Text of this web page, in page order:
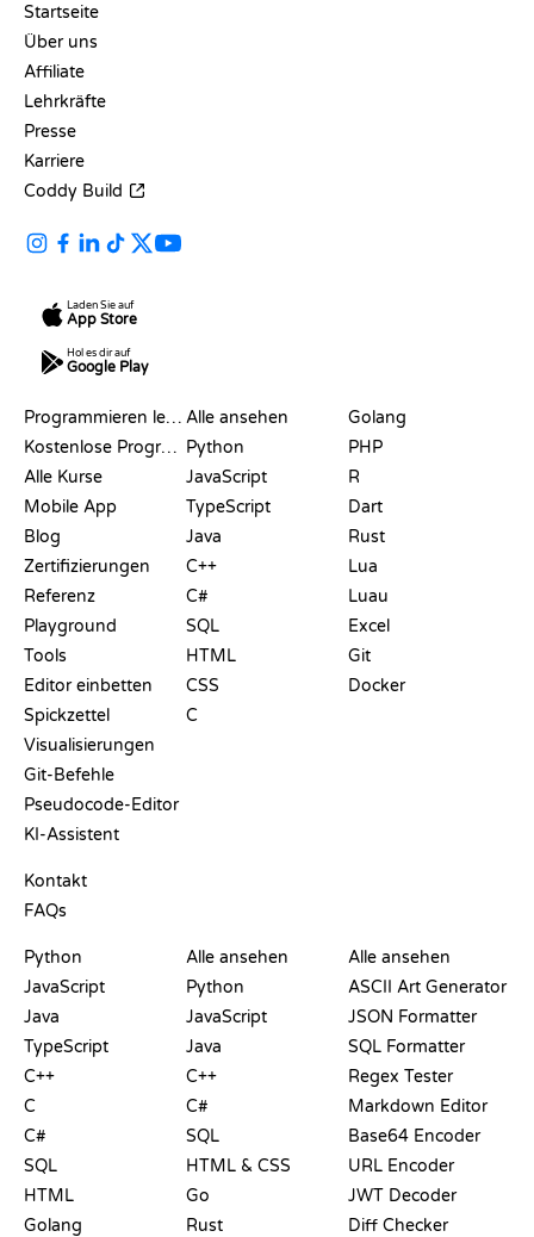
Startseite
Über uns
Affiliate
Lehrkräfte
Presse
Karriere
Coddy Build
Laden Sie auf
App Store
Hol es dir auf
Google Play
Programmieren lernen
Kostenlose Programmier-Websites
Alle Kurse
Mobile App
Blog
Zertifizierungen
Referenz
Playground
Tools
Editor einbetten
Spickzettel
Visualisierungen
Git-Befehle
Pseudocode-Editor
KI-Assistent
Kontakt
FAQs
Alle ansehen
Python
JavaScript
TypeScript
Java
C++
C#
SQL
HTML
CSS
C
Golang
PHP
R
Dart
Rust
Lua
Luau
Excel
Git
Docker
Python
JavaScript
Java
TypeScript
C++
C
C#
SQL
HTML
Golang
Alle ansehen
Python
JavaScript
Java
C++
C#
SQL
HTML & CSS
Go
Rust
Alle ansehen
ASCII Art Generator
JSON Formatter
SQL Formatter
Regex Tester
Markdown Editor
Base64 Encoder
URL Encoder
JWT Decoder
Diff Checker